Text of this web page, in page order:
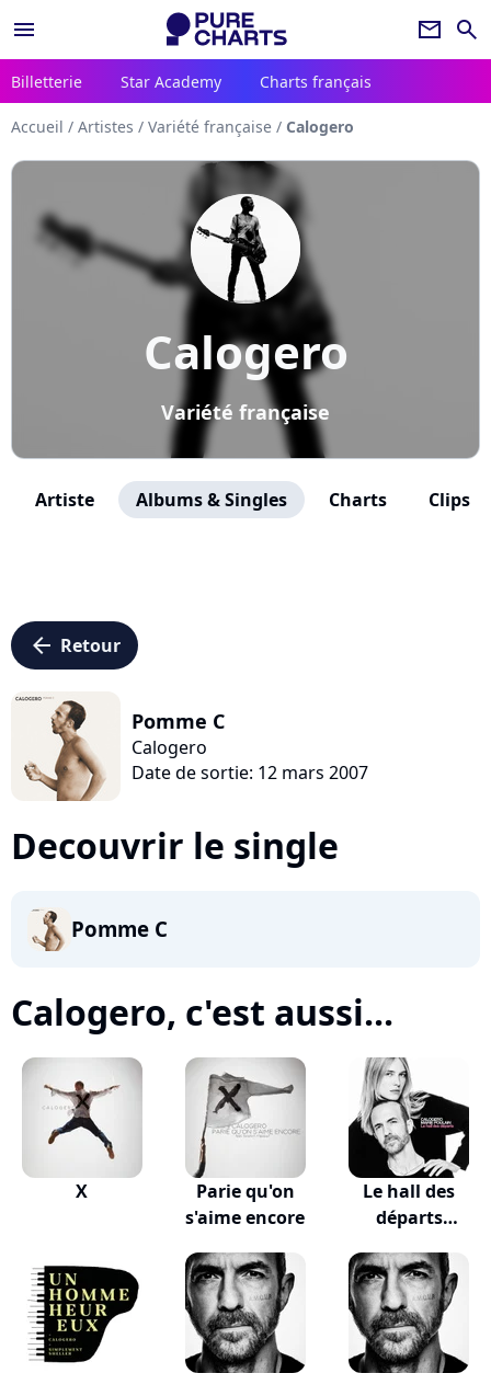
menu newsletter search
Billetterie Star Academy Charts français
Accueil / Artistes / Variété française / Calogero
Calogero
Variété française
Artiste Albums & Singles Charts Clips
arrow_left Retour
Pomme C
Calogero
Date de sortie: 12 mars 2007
Decouvrir le single
Pomme C
Calogero, c'est aussi...
X
Parie qu'on
s'aime encore
Le hall des
départs